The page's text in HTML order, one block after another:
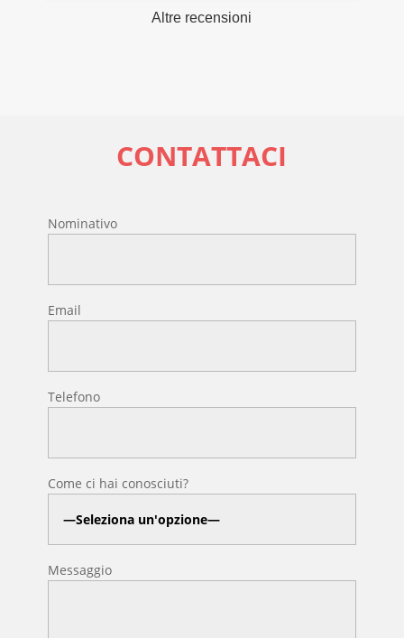
Altre recensioni
CONTATTACI
Nominativo
Email
Telefono
Come ci hai conosciuti?
Messaggio